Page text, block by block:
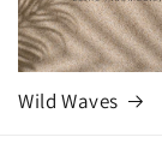
Wild Waves